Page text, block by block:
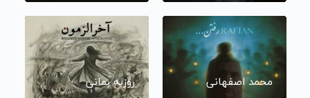
محمد اصفهانی روزبه بمانی